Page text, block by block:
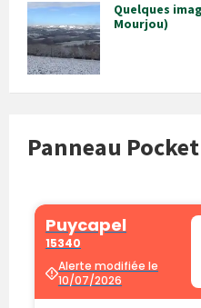
Quelques
Mourjou)
Panneau Pocket